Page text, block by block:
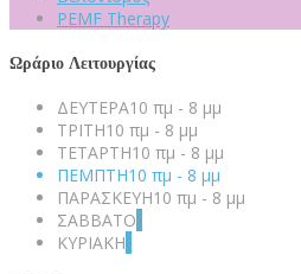
PEMF Therapy
Ωράριο Λειτουργίας
ΔΕΥΤΕΡΑ10 πμ - 8 μμ
ΤΡΙΤΗ10 πμ - 8 μμ
ΤΕΤΑΡΤΗ10 πμ - 8 μμ
ΠΕΜΠΤΗ10 πμ - 8 μμ
ΠΑΡΑΣΚΕΥΗ10 πμ - 8 μμ
ΣΑΒΒΑΤΟ-
ΚΥΡΙΑΚΗ-